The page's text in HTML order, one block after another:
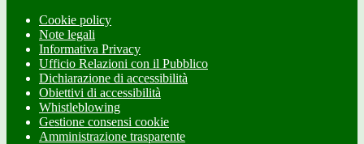
Cookie policy
Note legali
Informativa Privacy
Ufficio Relazioni con il Pubblico
Dichiarazione di accessibilità
Obiettivi di accessibilità
Whistleblowing
Gestione consensi cookie
Amministrazione trasparente